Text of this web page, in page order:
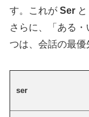
す。これが Ser と
さらに、「ある
つは、会話の最優
ser